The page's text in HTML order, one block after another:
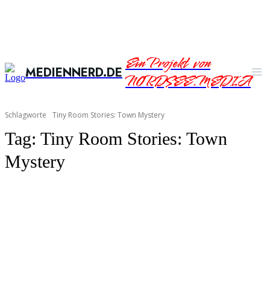
MEDIENNERD.DEEin Projekt von
NORDSEE.MEDIA
Schlagworte Tiny Room Stories: Town Mystery
Tag: Tiny Room Stories: Town
Mystery